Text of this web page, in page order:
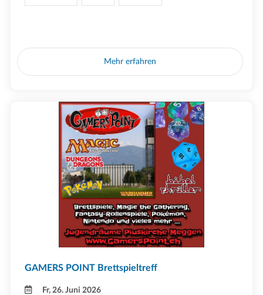
Mehr erfahren
GAMERS POINT Brettspieltreff
Fr, 26. Juni 2026